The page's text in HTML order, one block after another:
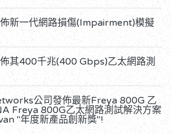
新一代網路損傷(Impairment)模擬
其400千兆(400 Gbps)乙太網路測
公司發佈最新Freya 800G 乙
Freya 800G乙太網路測試解決方案
"年度新產品創新獎"!